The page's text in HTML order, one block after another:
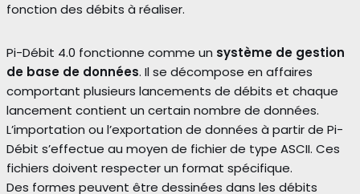
fonction des débits à réaliser.
Pi-Débit 4.0 fonctionne comme un système de gestion
de base de données. Il se décompose en affaires
comportant plusieurs lancements de débits et chaque
lancement contient un certain nombre de données.
L’importation ou l’exportation de données à partir de Pi-
Débit s’effectue au moyen de fichier de type ASCII. Ces
fichiers doivent respecter un format spécifique.
Des formes peuvent être dessinées dans les débits